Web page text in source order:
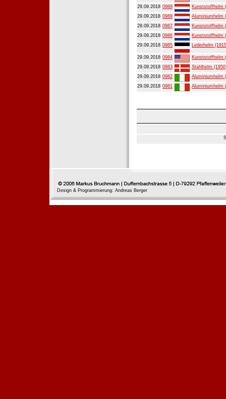
29.09.2018 0989
Kunststoffhelm
29.09.2018 0988
Aluminiumhelm
29.09.2018 0987
Kunststoffhelm
29.09.2018 0986
Kunststoffhelm
29.09.2018 0985 Lederhelm
29.09.2018 0984
Kunststoffhelm
29.09.2018 0983
Stahlhelm
29.09.2018 0982
Aluminiumhelm
29.09.2018 0981 Aluminiumhelm
Design & Programmierung: Andreas Berger